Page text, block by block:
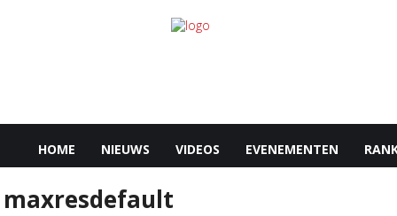
HOME NIEUWS VIDEOS EVENEMENTEN
maxresdefault